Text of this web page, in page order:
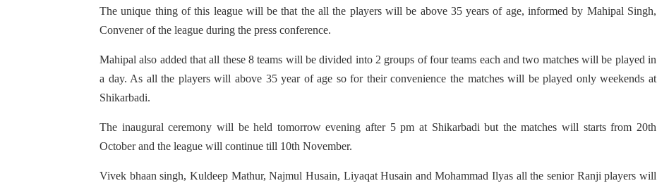
The unique thing of this league will be that the all the players will be above 35 years of age, informed by Mahipal Singh,
Convener of the league during the press conference.
Mahipal also added that all these 8 teams will be divided into 2 groups of four teams each and two matches will be played in
a day. As all the players will above 35 year of age so for their convenience the matches will be played only weekends at
Shikarbadi.
The inaugural ceremony will be held tomorrow evening after 5 pm at Shikarbadi but the matches will starts from 20th
October and the league will continue till 10th November.
Vivek bhaan singh, Kuldeep Mathur, Najmul Husain, Liyaqat Husain and Mohammad Ilyas all the senior Ranji players will